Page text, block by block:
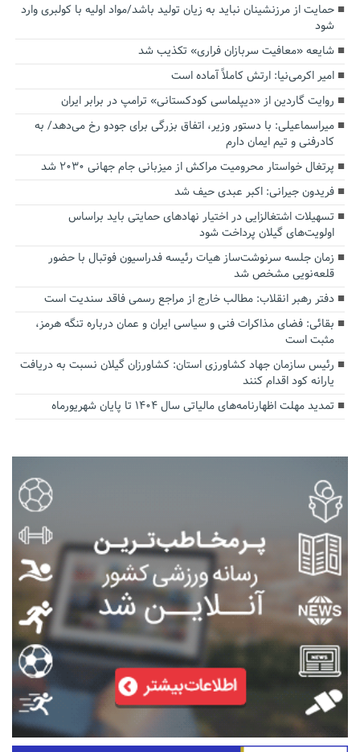
حمایت از مرزنشینان نباید به زیان تولید باشد/مواد اولیه با کولبری وارد
شود
شایعه «معافیت سربازان فراری» تکذیب شد
امیر اکرمی‌نیا: ارتش کاملاً آماده است
روایت گاردین از «دیپلماسی کودکستانی» ترامپ در برابر ایران
میراسماعیلی: با دستور وزیر، اتفاق بزرگی برای جودو رخ می‌دهد/ به
کادرفنی و تیم ایمان دارم
پرتغال خواستار محرومیت مراکش از میزبانی جام جهانی ۲۰۳۰ شد
فریدون جیرانی: اکبر عبدی حیف شد
تسهیلات اشتغالزایی در اختیار نهادهای حمایتی باید براساس
اولویت‌های گیلان پرداخت شود
زمان جلسه سرنوشت‌ساز هیات رئیسه فدراسیون فوتبال با حضور
قلعه‌نویی مشخص شد
دفتر رهبر انقلاب: مطالب خارج از مراجع رسمی فاقد سندیت است
بقائی: فضای مذاکرات فنی و سیاسی ایران و عمان درباره تنگه هرمز،
مثبت است
رئیس سازمان جهاد کشاورزی استان: کشاورزان گیلان نسبت به دریافت
یارانه کود اقدام کنند
تمدید مهلت اظهارنامه‌های مالیاتی سال ۱۴۰۴ تا پایان شهریورماه